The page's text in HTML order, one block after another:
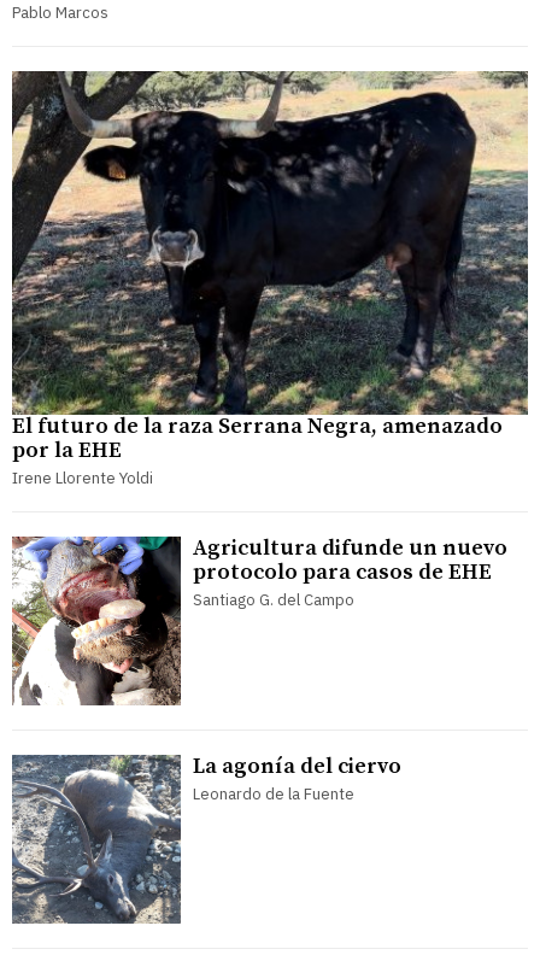
Pablo Marcos
El futuro de la raza Serrana Negra, amenazado
por la EHE
Irene Llorente Yoldi
Agricultura difunde un nuevo
protocolo para casos de EHE
Santiago G. del Campo
La agonía del ciervo
Leonardo de la Fuente